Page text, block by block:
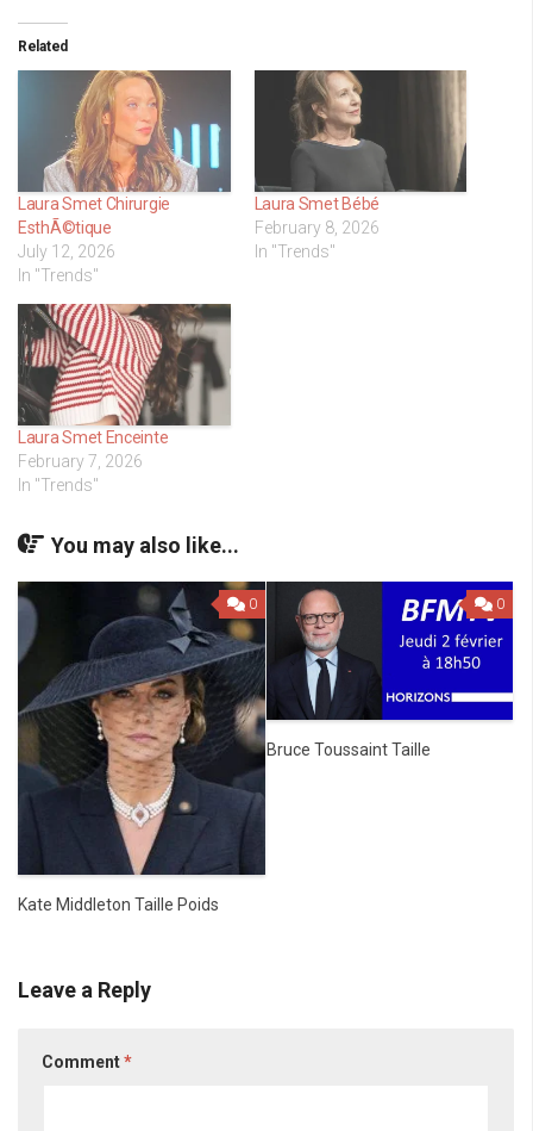
Related
Laura Smet Chirurgie
EsthÃ©tique
July 12, 2026
In "Trends"
Laura Smet Bébé
February 8, 2026
In "Trends"
Laura Smet Enceinte
February 7, 2026
In "Trends"
You may also like...
0
Kate Middleton Taille Poids
0
Bruce Toussaint Taille
Leave a Reply
Comment*